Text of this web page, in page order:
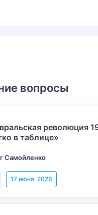
вопросы
революция
в таблице»
Самойленко
17 июня, 2026